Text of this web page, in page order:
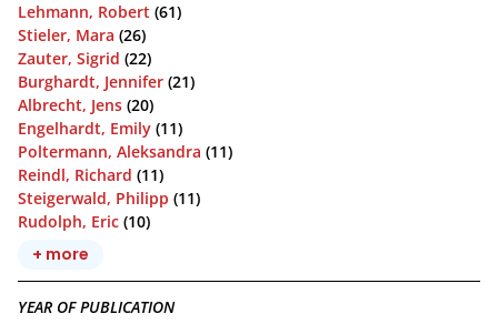
Lehmann, Robert (61)
Stieler, Mara (26)
Zauter, Sigrid (22)
Burghardt, Jennifer (21)
Albrecht, Jens (20)
Engelhardt, Emily (11)
Poltermann, Aleksandra (11)
Reindl, Richard (11)
Steigerwald, Philipp (11)
Rudolph, Eric (10)
+ more
YEAR OF PUBLICATION